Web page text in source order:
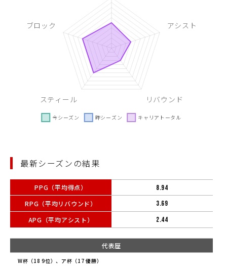
最新シーズンの結果
PPG（平均得点）
RPG（平均リバウンド）
APG（平均アシスト）
8.94
3.69
2.44
代表歴
W杯（18 9位）、ア杯（17 優勝）